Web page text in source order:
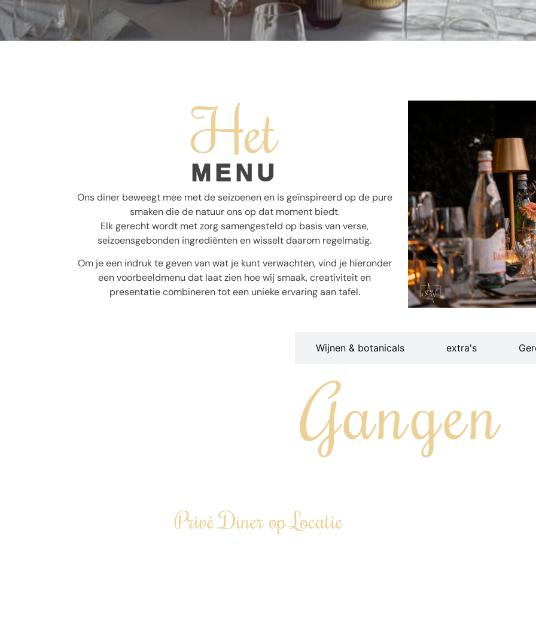
Het
MENU
Ons diner beweegt mee met de seizoenen en is geïnspireerd op de pure
smaken die de natuur ons op dat moment biedt.
Elk gerecht wordt met zorg samengesteld op basis van verse,
seizoensgebonden ingrediënten en wisselt daarom regelmatig.
Om je een indruk te geven van wat je kunt verwachten, vind je hieronder
een voorbeeldmenu dat laat zien hoe wij smaak, creativiteit en
presentatie combineren tot een unieke ervaring aan tafel.
Wijnen & botanicals extra's
Gangen
“Chef aan huis, op kantoor of tijdens jouw event…”
Privé Diner op Locatie